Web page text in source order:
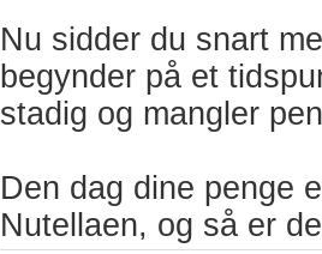
Nu sidder du snart
begynder på et
stadig og mangler
Den dag dine penge
Nutellaen, og så er